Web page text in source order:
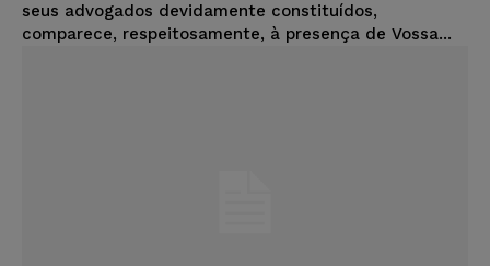
seus advogados devidamente constituídos,
comparece, respeitosamente, à presença de Vossa...